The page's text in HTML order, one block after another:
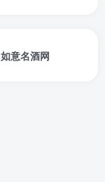
如意名酒网